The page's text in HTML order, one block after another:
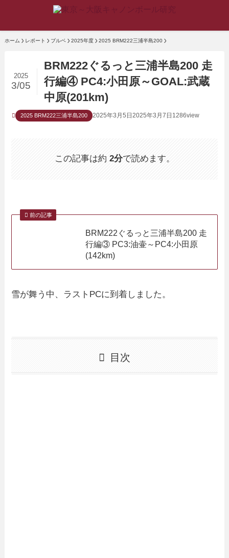
ホーム レポート ブルベ 2025年度 2025 BRM222三浦半島200
BRM222ぐるっと三浦半島200 走
行編④ PC4:小田原～GOAL:武蔵
中原(201km)
2025
3/05
2025 BRM222三浦半島200 2025年3月5日2025年3月7日 1286view
この記事は約 2分で読めます。
前の記事
BRM222ぐるっと三浦半島200 走
行編③ PC3:油壷～PC4:小田原
(142km)
雪が舞う中、ラストPCに到着しました。
目次